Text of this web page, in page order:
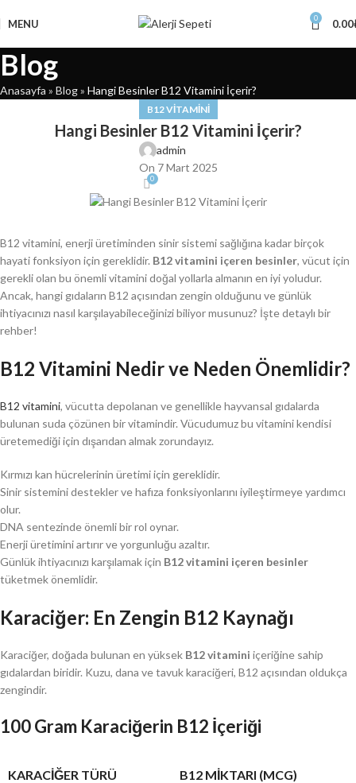
MENU 0 0.00
Blog
Anasayfa » Blog» Hangi Besinler B12 Vitamini İçerir?
B12 VITAMINI
Hangi Besinler B12 Vitamini İçerir?
admin
On 7 Mart 2025
0
B12 vitamini, enerji üretiminden sinir sistemi sağlığına kadar birçok
hayati fonksiyon için gereklidir. B12 vitamini içeren besinler, vücut için
gerekli olan bu önemli vitamini doğal yollarla almanın en iyi yoludur.
Ancak, hangi gıdaların B12 açısından zengin olduğunu ve günlük
ihtiyacınızı nasıl karşılayabileceğinizi biliyor musunuz? İşte detaylı bir
rehber!
B12 Vitamini Nedir ve Neden Önemlidir?
B12 vitamini, vücutta depolanan ve genellikle hayvansal gıdalarda
bulunan suda çözünen bir vitamindir. Vücudumuz bu vitamini kendisi
üretemediği için dışarıdan almak zorundayız.
Kırmızı kan hücrelerinin üretimi için gereklidir.
Sinir sistemini destekler ve hafıza fonksiyonlarını iyileştirmeye yardımcı
olur.
DNA sentezinde önemli bir rol oynar.
Enerji üretimini artırır ve yorgunluğu azaltır.
Günlük ihtiyacınızı karşılamak için B12 vitamini içeren besinler
tüketmek önemlidir.
Karaciğer: En Zengin B12 Kaynağı
Karaciğer, doğada bulunan en yüksek B12 vitamini içeriğine sahip
gıdalardan biridir. Kuzu, dana ve tavuk karaciğeri, B12 açısından oldukça
zengindir.
100 Gram Karaciğerin B12 İçeriği
KARACIĞER TÜRÜ B12 MIKTARI (MCG)